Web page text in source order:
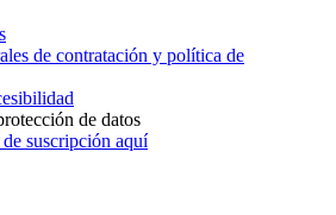
de contratación y política de
de datos
suscripción aquí